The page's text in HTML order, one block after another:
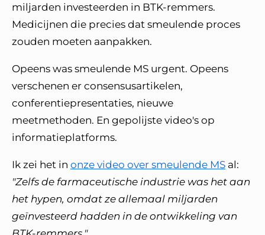
miljarden investeerden in BTK-remmers.
Medicijnen die precies dat smeulende proces
zouden moeten aanpakken.
Opeens was smeulende MS urgent. Opeens
verschenen er consensusartikelen,
conferentiepresentaties, nieuwe
meetmethoden. En gepolijste video's op
informatieplatforms.
Ik zei het in onze video over smeulende MS al:
"Zelfs de farmaceutische industrie was het aan
het hypen, omdat ze allemaal miljarden
geïnvesteerd hadden in de ontwikkeling van